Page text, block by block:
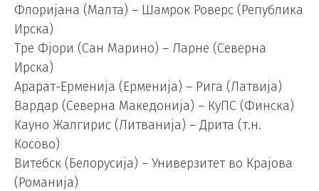
Флоријана (Малта) – Шамрок Роверс (Република
Ирска)
Тре Фјори (Сан Марино) – Ларне (Северна
Ирска)
Арарат-Ерменија (Ерменија) – Рига (Латвија)
Вардар (Северна Македонија) – КуПС (Финска)
Кауно Жалгирис (Литванија) – Дрита (т.н.
Косово)
Витебск (Белорусија) – Универзитет во Крајова
(Романија)